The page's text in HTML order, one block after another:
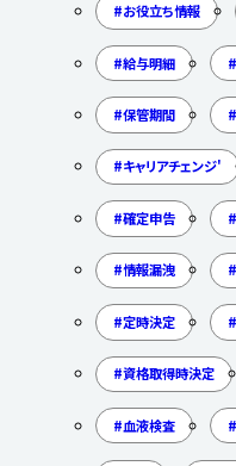
お役立ち情報
給与明細
保管期間
キャリアチェンジ'
確定申告
情報漏洩
定時決定
資格取得時決定
血液検査